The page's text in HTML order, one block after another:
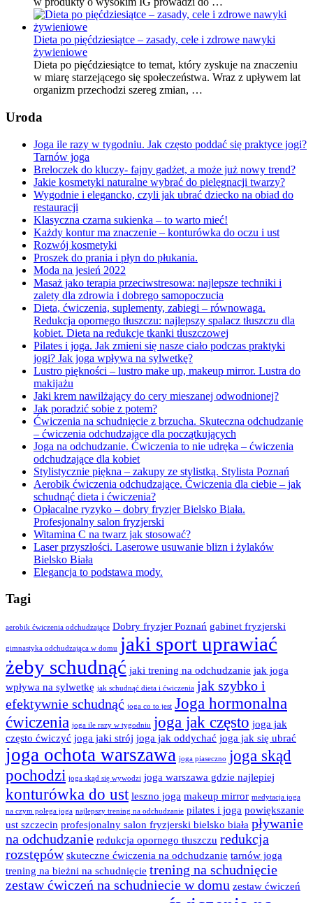
Dieta po pięćdziesiątce – zasady, cele i zdrowe nawyki
żywieniowe
Dieta po pięćdziesiątce to temat, który zyskuje na znaczeniu
w miarę starzejącego się społeczeństwa. Wraz z upływem lat
organizm przechodzi szereg zmian, …
Uroda
Joga ile razy w tygodniu. Jak często poddać się praktyce jogi?
Tarnów joga
Breloczek do kluczy- fajny gadżet, a może już nowy trend?
Jakie kosmetyki naturalne wybrać do pielęgnacji twarzy?
Wygodnie i elegancko, czyli jak ubrać dziecko na obiad do
restauracji
Klasyczna czarna sukienka – to warto mieć!
Każdy kontur ma znaczenie – konturówka do oczu i ust
Rozwój kosmetyki
Proszek do prania i płyn do płukania.
Moda na jesień 2022
Masaż jako terapia przeciwstresowa: najlepsze techniki i
zalety dla zdrowia i dobrego samopoczucia
Dieta, ćwiczenia, suplementy, zabiegi – równowaga.
Redukcja opornego tłuszczu: najlepszy spalacz tłuszczu dla
kobiet. Dieta na redukcje tkanki tłuszczowej
Pilates i joga. Jak zmieni się nasze ciało podczas praktyki
jogi? Jak joga wpływa na sylwetkę?
Lustro piękności – lustro make up, makeup mirror. Lustra do
makijażu
Jaki krem nawilżający do cery mieszanej odwodnionej?
Jak poradzić sobie z potem?
Ćwiczenia na schudnięcie z brzucha. Skuteczna odchudzanie
– ćwiczenia odchudzające dla początkujących
Joga na odchudzanie. Ćwiczenia to nie udręka – ćwiczenia
odchudzające dla kobiet
Stylistycznie piękna – zakupy ze stylistką. Stylista Poznań
Aerobik ćwiczenia odchudzające. Ćwiczenia dla ciebie – jak
schudnąć dieta i ćwiczenia?
Opłacalne ryzyko – dobry fryzjer Bielsko Biała.
Profesjonalny salon fryzjerski
Witamina C na twarz jak stosować?
Laser przyszłości. Laserowe usuwanie blizn i żylaków
Bielsko Biała
Elegancja to podstawa mody.
Tagi
aerobik ćwiczenia odchudzające Dobry fryzjer Poznań gabinet fryzjerski
gimnastyka odchudzająca w domu jaki sport uprawiać
żeby schudnąć jaki trening na odchudzanie jak joga
wpływa na sylwetkę jak schudnąć dieta i ćwiczenia jak szybko i
efektywnie schudnąć joga co to jest Joga hormonalna
ćwiczenia joga ile razy w tygodniu joga jak często joga jak
często ćwiczyć joga jaki strój joga jak oddychać joga jak się ubrać
joga ochota warszawa joga piaseczno joga skąd
pochodzi joga skąd się wywodzi joga warszawa gdzie najlepiej
konturówka do ust leszno joga makeup mirror medytacja joga
na czym polega joga najlepszy trening na odchudzanie pilates i joga powiększanie
ust szczecin profesjonalny salon fryzjerski bielsko biała pływanie
na odchudzanie redukcja opornego tłuszczu redukcja
rozstępów skuteczne ćwiczenia na odchudzanie tarnów joga
trening na bieżni na schudnięcie trening na schudnięcie
zestaw ćwiczeń na schudniecie w domu zestaw ćwiczeń